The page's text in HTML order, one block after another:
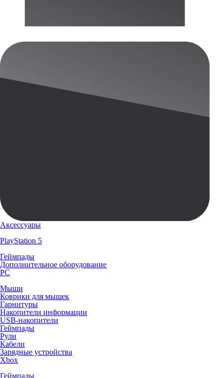
Аксессуары
PlayStation 5
Геймпады
Дополнительное оборудование
PC
Мыши
Коврики для мышек
Гарнитуры
Накопители информации
USB-накопители
Геймпады
Рули
Кабели
Зарядные устройства
Xbox
Геймпады